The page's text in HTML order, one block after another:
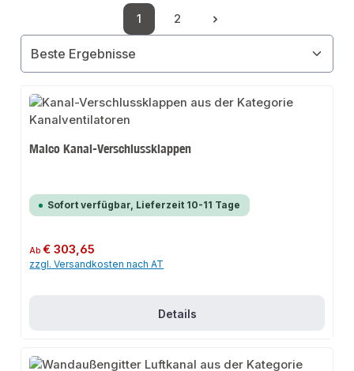
Seite
1
Seite
2
Maico Kanal-Verschlussklappen
Sofort verfügbar, Lieferzeit 10-11 Tage
Regulärer Preis:
Ab€ 303,65
zzgl. Versandkosten nach AT
Details